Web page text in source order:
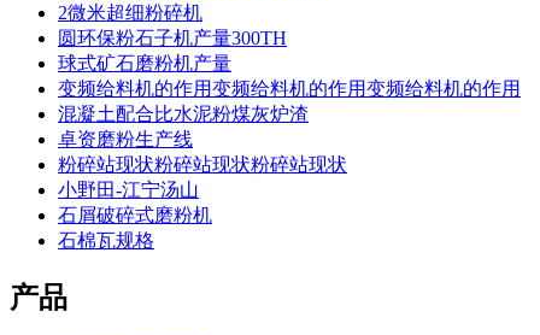
2微米超细粉碎机
圆环保粉石子机产量300TH
球式矿石磨粉机产量
变频给料机的作用变频给料机的作用变频给料机的作用
混凝土配合比水泥粉煤灰炉渣
卓资磨粉生产线
粉碎站现状粉碎站现状粉碎站现状
小野田-江宁汤山
石屑破碎式磨粉机
石棉瓦规格
产品